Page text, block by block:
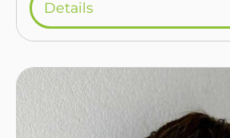
Details